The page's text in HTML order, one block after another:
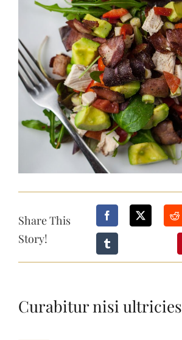
Share This
Story!
Curabitur nisi ultricies